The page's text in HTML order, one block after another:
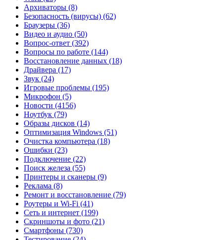
Архиваторы (8)
Безопасность (вирусы) (62)
Браузеры (36)
Видео и аудио (50)
Вопрос-ответ (392)
Вопросы по работе (144)
Восстановление данных (18)
Драйвера (17)
Звук (24)
Игровые проблемы (195)
Микрофон (5)
Новости (4156)
Ноутбук (79)
Образы дисков (14)
Оптимизация Windows (51)
Очистка компьютера (18)
Ошибки (23)
Подключение (22)
Поиск железа (55)
Принтеры и сканеры (9)
Реклама (8)
Ремонт и восстановление (79)
Роутеры и Wi-Fi (41)
Сеть и интернет (199)
Скриншоты и фото (21)
Смартфоны (730)